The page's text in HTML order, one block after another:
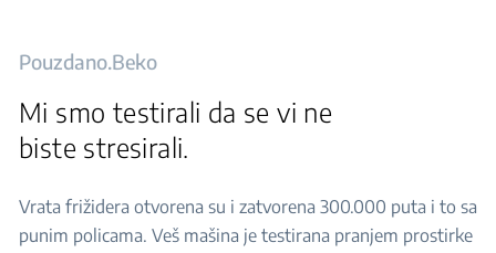
Pouzdano.Beko
Mi smo testirali da se vi ne
biste stresirali.
Vrata frižidera otvorena su i zatvorena 300.000 puta i to sa
punim policama. Veš mašina je testirana pranjem prostirke